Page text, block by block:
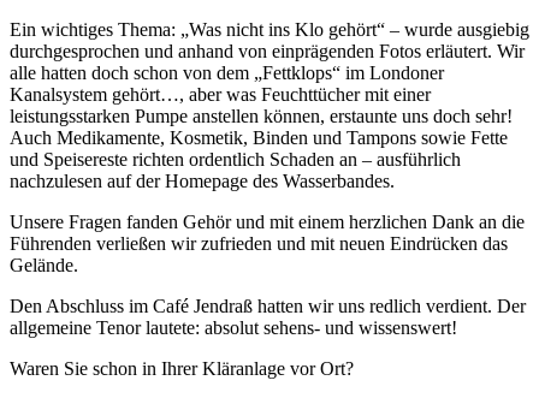
Ein wichtiges Thema: „Was nicht ins Klo gehört“ – wurde ausgiebig
durchgesprochen und anhand von einprägenden Fotos erläutert. Wir
alle hatten doch schon von dem „Fettklops“ im Londoner
Kanalsystem gehört…, aber was Feuchttücher mit einer
leistungsstarken Pumpe anstellen können, erstaunte uns doch sehr!
Auch Medikamente, Kosmetik, Binden und Tampons sowie Fette
und Speisereste richten ordentlich Schaden an – ausführlich
nachzulesen auf der Homepage des Wasserbandes.
Unsere Fragen fanden Gehör und mit einem herzlichen Dank an die
Führenden verließen wir zufrieden und mit neuen Eindrücken das
Gelände.
Den Abschluss im Café Jendraß hatten wir uns redlich verdient. Der
allgemeine Tenor lautete: absolut sehens- und wissenswert!
Waren Sie schon in Ihrer Kläranlage vor Ort?